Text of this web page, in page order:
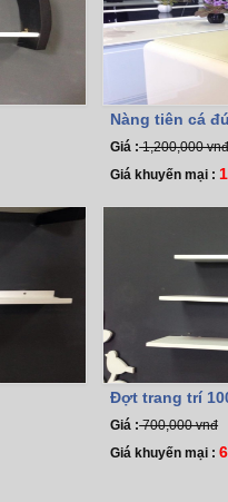
Nàng tiên cá
Giá :1,200,000
Giá khuyến mại :
Đợt trang trí
Giá :700,000 vnđ
Giá khuyến mại :